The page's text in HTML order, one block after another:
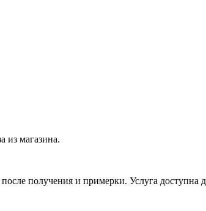
из магазина.
получения и примерки. Услуга доступна